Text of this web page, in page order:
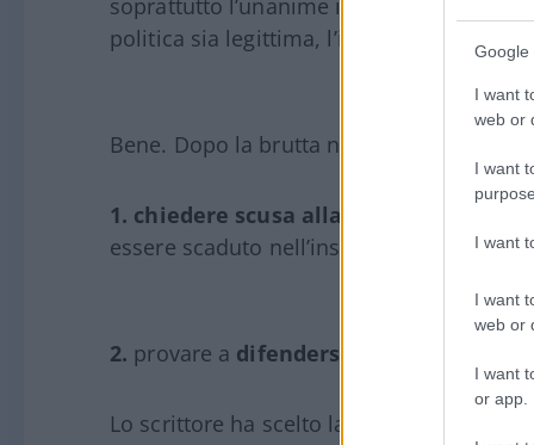
Google
I want
web or
I want
I want
I want
web or
I want
or app.
soprattutto l’unanime indignazione di
politica sia legittima, l’insulto invece no.
Bene. Dopo la brutta notizia giudiziaria, il
1. chiedere scusa alla Meloni e a Salvini
essere scaduto nell’insulto;
2. provare a difendersi
Lo scrittore ha scelto la seconda via,